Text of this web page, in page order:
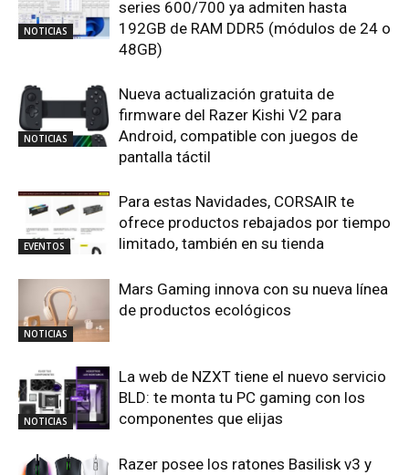
NOTICIAS
series 600/700 ya admiten hasta
192GB de RAM DDR5 (módulos de 24 o
48GB)
NOTICIAS
Nueva actualización gratuita de
firmware del Razer Kishi V2 para
Android, compatible con juegos de
pantalla táctil
EVENTOS
Para estas Navidades, CORSAIR te
ofrece productos rebajados por tiempo
limitado, también en su tienda
NOTICIAS
Mars Gaming innova con su nueva línea
de productos ecológicos
NOTICIAS
La web de NZXT tiene el nuevo servicio
BLD: te monta tu PC gaming con los
componentes que elijas
Razer posee los ratones Basilisk v3 y